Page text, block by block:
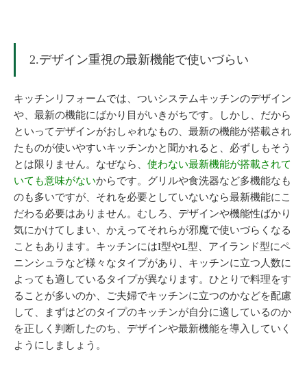
2.デザイン重視の最新機能で使いづらい
キッチンリフォームでは、ついシステムキッチンのデザイン
や、最新の機能にばかり目がいきがちです。しかし、だから
といってデザインがおしゃれなもの、最新の機能が搭載され
たものが使いやすいキッチンかと聞かれると、必ずしもそう
とは限りません。なぜなら、 使わない最新機能が搭載されて
いても意味がないからです。グリルや食洗器など多機能なも
のも多いですが、それを必要としていないなら最新機能にこ
だわる必要はありません。むしろ、デザインや機能性ばかり
気にかけてしまい、かえってそれらが邪魔で使いづらくなる
こともあります。キッチンにはI型やL型、アイランド型にペ
ニンシュラなど様々なタイプがあり、キッチンに立つ人数に
よっても適しているタイプが異なります。ひとりで料理をす
ることが多いのか、ご夫婦でキッチンに立つのかなどを配慮
して、まずはどのタイプのキッチンが自分に適しているのか
を正しく判断したのち、デザインや最新機能を導入していく
ようにしましょう。